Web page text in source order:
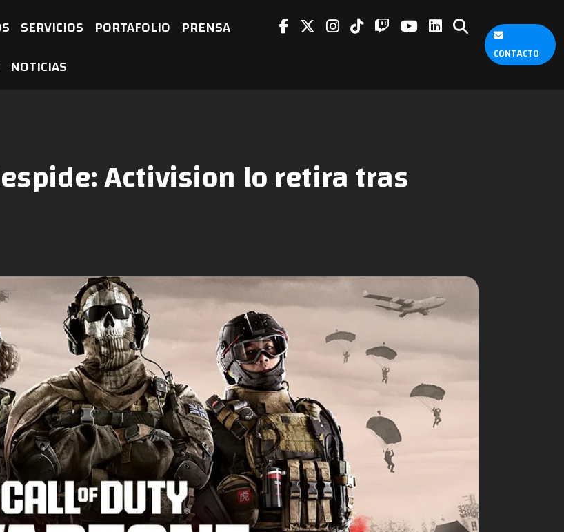
SERVICIOS PORTAFOLIO PRENSA
NOTICIAS CONTACTO
Activision lo retira tras